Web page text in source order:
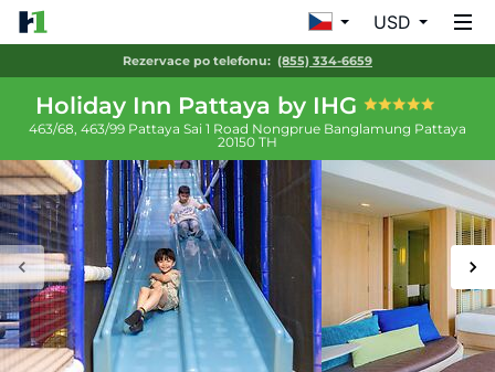
USD
Rezervace po telefonu: (855) 334-6659
Holiday Inn Pattaya by IHG
463/68, 463/99 Pattaya Sai 1 Road Nongprue Banglamung Pattaya
20150 TH